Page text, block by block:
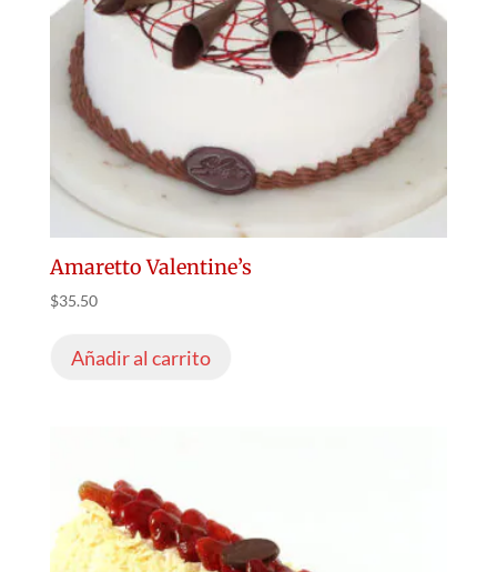
Amaretto Valentine’s
$35.50
Añadir al carrito